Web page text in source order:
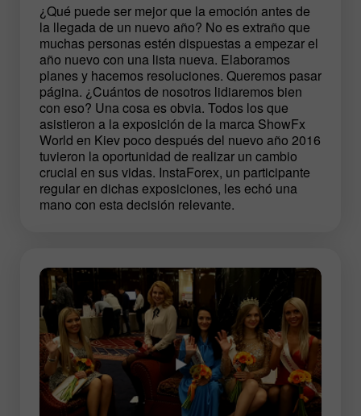
¿Qué puede ser mejor que la emoción antes de
la llegada de un nuevo año? No es extraño que
muchas personas estén dispuestas a empezar el
año nuevo con una lista nueva. Elaboramos
planes y hacemos resoluciones. Queremos pasar
página. ¿Cuántos de nosotros lidiaremos bien
con eso? Una cosa es obvia. Todos los que
asistieron a la exposición de la marca ShowFx
World en Kiev poco después del nuevo año 2016
tuvieron la oportunidad de realizar un cambio
crucial en sus vidas. InstaForex, un participante
regular en dichas exposiciones, les echó una
mano con esta decisión relevante.